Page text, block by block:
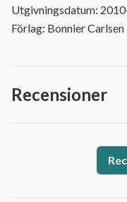
Utgivningsdatum:
Förlag: Bonnier Carlsen
Recensioner